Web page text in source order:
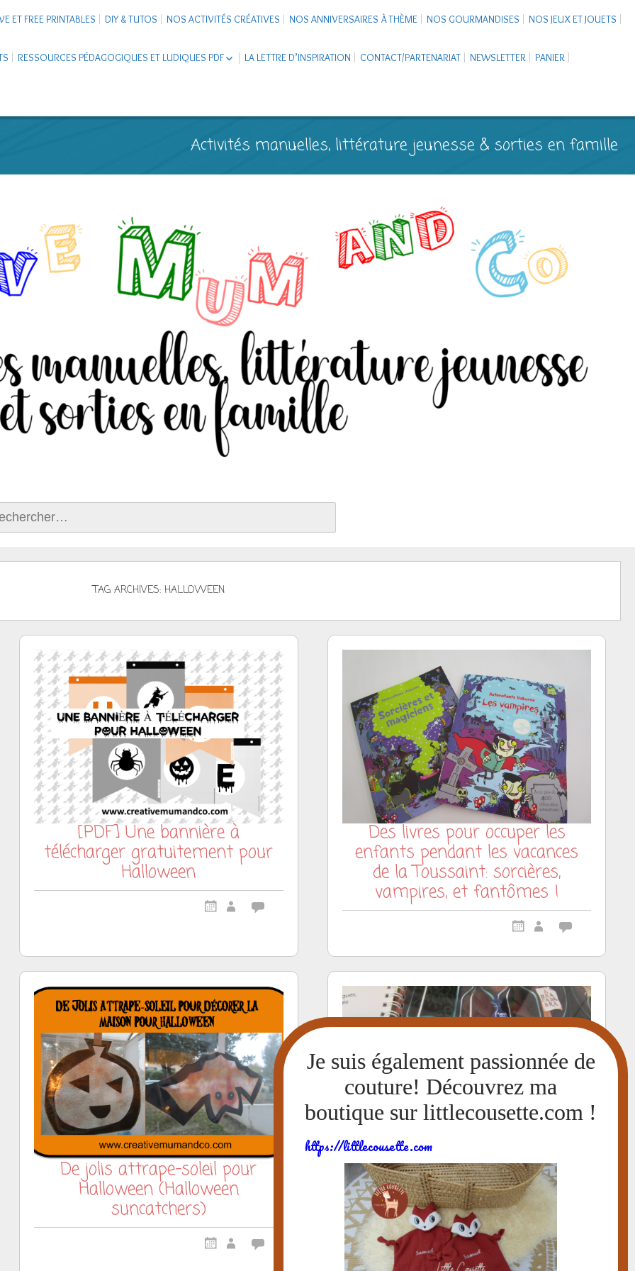
ET FREE PRINTABLES DIY & TUTOS NOS ACTIVITÉS CRÉATIVES NOS ANNIVERSAIRES À THÈME NOS GOURMANDISES NOS JEUX ET JOUETS
RESSOURCES PÉDAGOGIQUES ET LUDIQUES PDF
CARNETS DE VOYAGE ENFANTS
LA LETTRE D’INSPIRATION CONTACT/PARTENARIAT NEWSLETTER PANIER
Activités manuelles, littérature jeunesse & sorties en famille
TAG ARCHIVES: HALLOWEEN
[PDF] Une bannière à
télécharger gratuitement pour
Halloween
Des livres pour occuper les
enfants pendant les vacances
de la Toussaint: sorcières,
vampires, et fantômes !
De jolis attrape-soleil pour
Halloween (Halloween
suncatchers)
Lampe magique: Fées, Sorcières,
Lutins et Cie- Mes Premières
Découvertes (Gallimard
Jeunesse) + bricolage pour se
faire peur dans le noir!
https://littlecousette.com